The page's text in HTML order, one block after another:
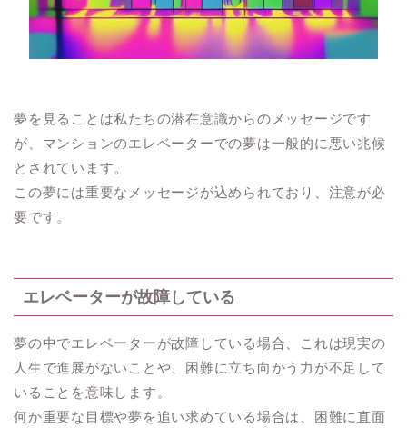
夢を見ることは私たちの潜在意識からのメッセージです
が、マンションのエレベーターでの夢は一般的に悪い兆候
とされています。
この夢には重要なメッセージが込められており、注意が必
要です。
エレベーターが故障している
夢の中でエレベーターが故障している場合、これは現実の
人生で進展がないことや、困難に立ち向かう力が不足して
いることを意味します。
何か重要な目標や夢を追い求めている場合は、困難に直面